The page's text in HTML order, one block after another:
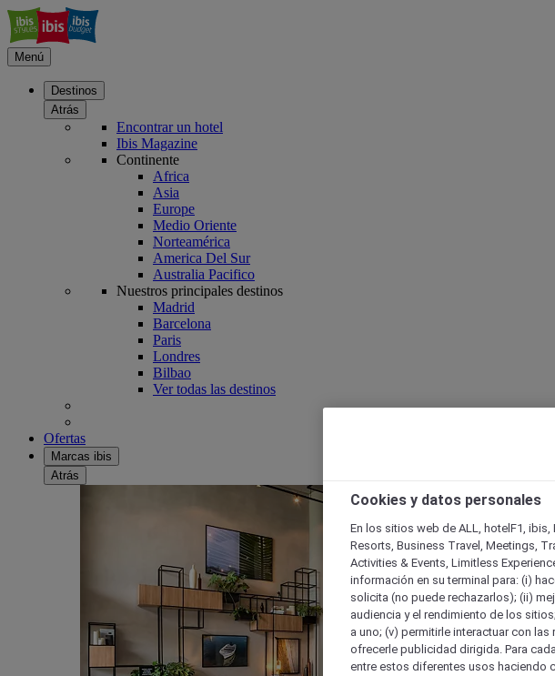
Menú
Destinos
Atrás
Encontrar un hotel
Ibis Magazine
Continente
Africa
Asia
Europe
Medio Oriente
Norteamérica
America Del Sur
Australia Pacifico
Nuestros principales destinos
Madrid
Barcelona
Paris
Londres
Bilbao
Ver todas las destinos
Ofertas
Marcas ibis
Atrás
Cookies y datos personales
En los sitios web de ALL, hotelF1, ibis,
Resorts, Business Travel, Meetings,
Activities & Events, Limitless
información en su terminal para: (i)
solicita (no puede rechazarlos); (ii)
audiencia y el rendimiento de los
a uno; (v) permitirle interactuar con
ofrecerle publicidad dirigida. Para
entre estos diferentes usos haciendo